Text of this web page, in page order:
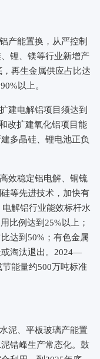
产能置换，从严控制
锂、镁等行业新增产
再生金属供应占比达
以上。
建电解铝项目须达到
改扩建氧化铝项目能
多晶硅、锂电池正负
效稳定铝电解、铜锍
等先进技术，加快有
解铝行业能效标杆水
比例达到25%以上；
达到50%；有色金属
或淘汰退出。2024—
能量约500万吨标准
泥、平板玻璃产能置
错峰生产常态化。鼓